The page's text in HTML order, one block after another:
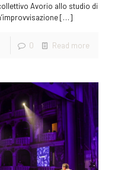
Avorio allo studio di
[…]
0 Read more